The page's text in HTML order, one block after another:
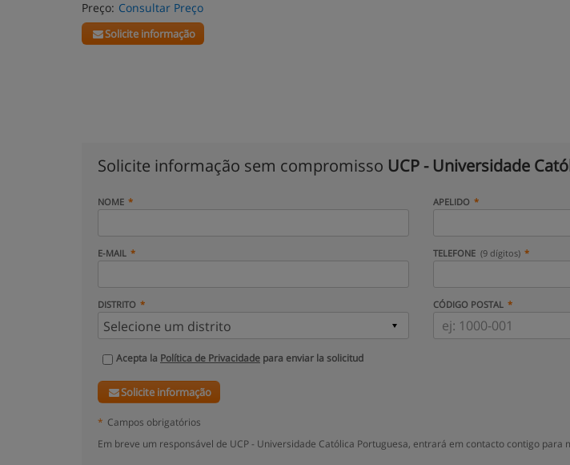
Preço: Consultar Preço
Solicite informação
Solicite informação sem compromisso UCP - Universidade
NOME APELIDO
E-MAIL TELEFONE (9 dígitos)
DISTRITO CÓDIGO POSTAL
Acepta la Política de Privacidade para enviar la solicitud
Solicite informação
* Campos obrigatórios
Em breve um responsável de UCP - Universidade Católica Portuguesa, entrará em contacto contigo para